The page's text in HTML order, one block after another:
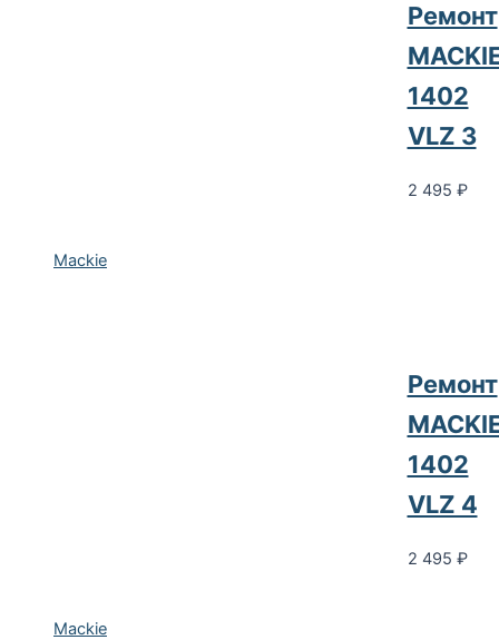
Mackie
Ремонт
1402
VLZ 3
2 495 ₽
Mackie
Ремонт
1402
VLZ 4
2 495 ₽